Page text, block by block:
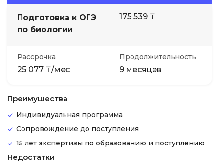
Подготовка к ОГЭ
по биологии
175 539 ₸
Рассрочка
25 077 ₸/мес
Продолжительность
9 месяцев
Преимущества
Индивидуальная программа
Сопровождение до поступления
15 лет экспертизы по образованию и поступлению
Недостатки